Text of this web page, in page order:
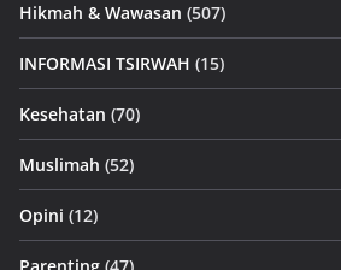
Hikmah & Wawasan (507)
INFORMASI TSIRWAH (15)
Kesehatan (70)
Muslimah (52)
Opini (12)